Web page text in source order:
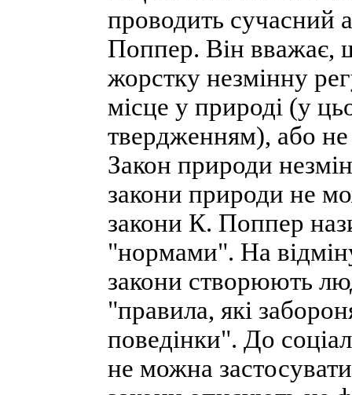
проводить сучасний
Поппер. Він вважає,
жорстку незмінну
місце у природі (у
твердженням), або
Закон природи
закони природи не
закони К. Поппер
"нормами". На
закони створюють
"правила, які
поведінки". До
не можна